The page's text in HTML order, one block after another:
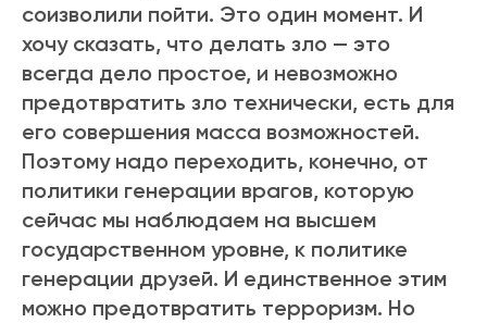
соизволили пойти. Это один момент. И
хочу сказать, что делать зло — это
всегда дело простое, и невозможно
предотвратить зло технически, есть для
его совершения масса возможностей.
Поэтому надо переходить, конечно, от
политики генерации врагов, которую
сейчас мы наблюдаем на высшем
государственном уровне, к политике
генерации друзей. И единственное этим
можно предотвратить терроризм. Но